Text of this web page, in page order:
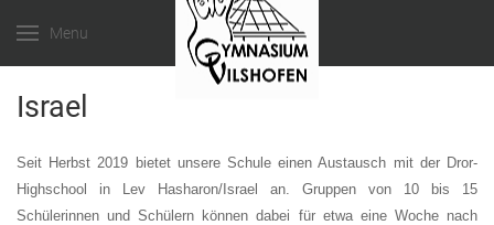
Menu
Israel
Seit Herbst 2019 bietet unsere Schule einen Austausch mit der Dror-
Highschool in Lev Hasharon/Israel an. Gruppen von 10 bis 15
Schülerinnen und Schülern können dabei für etwa eine Woche nach